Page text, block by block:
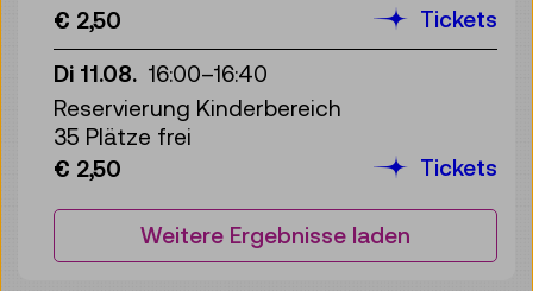
€ 2,50
Tickets
Di 11.08. 16:00–16:40
Reservierung Kinderbereich
35 Plätze frei
€ 2,50
Tickets
Weitere Ergebnisse laden